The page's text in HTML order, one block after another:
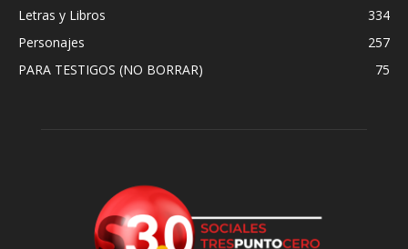
Letras y Libros
334
Personajes
257
PARA TESTIGOS (NO BORRAR)
75